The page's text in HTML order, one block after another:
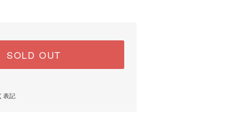
SOLD OUT
表記